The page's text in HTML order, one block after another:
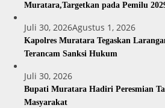
Muratara,Targetkan pada Pemilu
Juli 30, 2026Agustus 1, 2026
Kapolres Muratara Tegaskan
Terancam Sanksi Hukum
Juli 30, 2026
Bupati Muratara Hadiri Peresmian
Masyarakat